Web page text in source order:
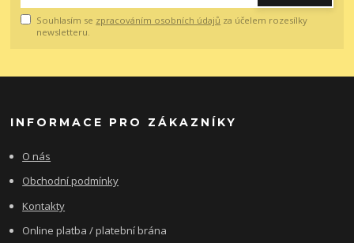
Souhlasím se zpracováním osobních údajů za účelem rozesílky
newsletteru.
INFORMACE PRO ZÁKAZNÍKY
O nás
Obchodní podmínky
Kontakty
Online platba / platební brána